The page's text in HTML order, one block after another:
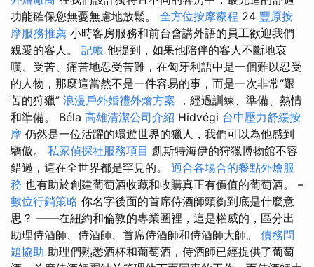
功能確保您無憂無慮地放鬆。 全方位按摩療程 24 豐原按
摩服務推薦 小時客房服務和前台會講外語的員工歡迎我們
親愛的客人。 記帳 他提到，如果他陪伴的客人不斷地哀
嘆、受苦、痛苦地忍受苦難，在匈牙利語中是一個難以忍受
的人物，那麼這當然不是一件容易的事，而是一次非常“艱
苦的狩獵” 浪漫戶外婚禮外燴方案
，經過訓練、準備、熱情
和準備。 Béla 高雄清潔公司介紹 Hidvégi 台中壓力舒緩按
摩 仍然是一位活躍的環遊世界的獵人，我們可以為他感到
驕傲。 私家偵探社服務項目 凱斯特海伊的狩獵博物館不容
錯過，這在全世界都是罕見的。 適合各場合的餐點外燴服
務 也有助於創建葡萄酒收藏和收購真正有價值的葡萄酒。 –
數位行銷策略 你名字後面的首席侍酒師頭銜到底是什麼意
思？ ——在紐約和倫敦的專業圈裡，這是權威的，區分出
助理侍酒師、侍酒師、首席侍酒師和侍酒師大師。 債務問
題協助 助理們熟悉酒杯和葡萄酒，侍酒師已經提供了葡萄